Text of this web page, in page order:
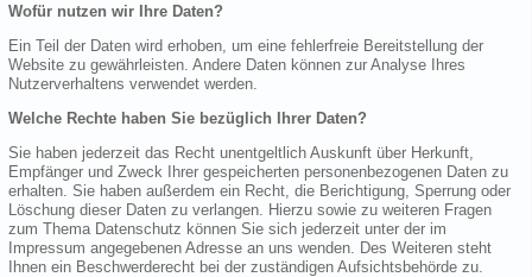
Wofür nutzen wir Ihre Daten?
Ein Teil der Daten wird erhoben, um eine fehlerfreie Bereitstellung der
Website zu gewährleisten. Andere Daten können zur Analyse Ihres
Nutzerverhaltens verwendet werden.
Welche Rechte haben Sie bezüglich Ihrer Daten?
Sie haben jederzeit das Recht unentgeltlich Auskunft über Herkunft,
Empfänger und Zweck Ihrer gespeicherten personenbezogenen Daten zu
erhalten. Sie haben außerdem ein Recht, die Berichtigung, Sperrung oder
Löschung dieser Daten zu verlangen. Hierzu sowie zu weiteren Fragen
zum Thema Datenschutz können Sie sich jederzeit unter der im
Impressum angegebenen Adresse an uns wenden. Des Weiteren steht
Ihnen ein Beschwerderecht bei der zuständigen Aufsichtsbehörde zu.